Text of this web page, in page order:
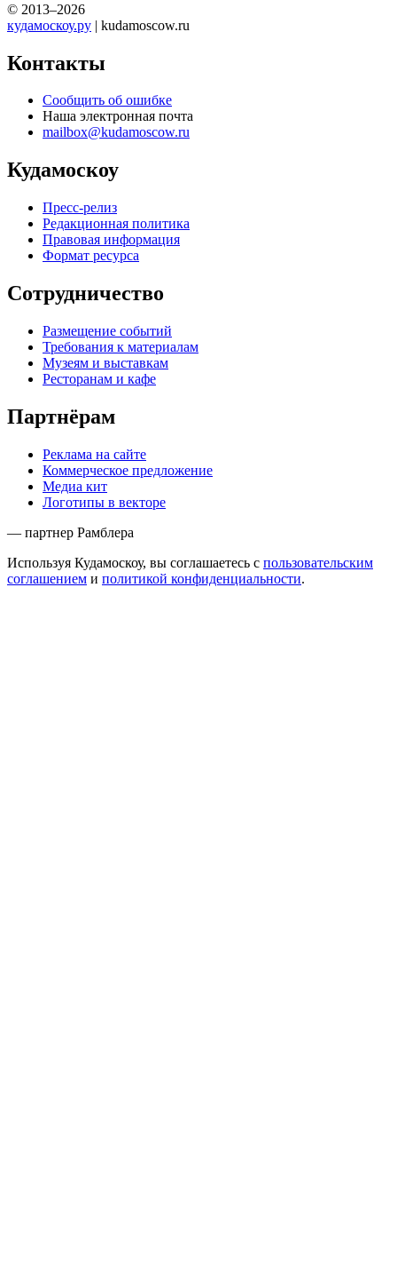
© 2013–2026
кудамоскоу.ру | kudamoscow.ru
Контакты
Сообщить об ошибке
Наша электронная почта
mailbox@kudamoscow.ru
Кудамоскоу
Пресс-релиз
Редакционная политика
Правовая информация
Формат ресурса
Сотрудничество
Размещение событий
Требования к материалам
Музеям и выставкам
Ресторанам и кафе
Партнёрам
Реклама на сайте
Коммерческое предложение
Медиа кит
Логотипы в векторе
— партнер Рамблера
Используя Кудамоскоу, вы соглашаетесь с пользовательским
соглашением и политикой конфиденциальности.